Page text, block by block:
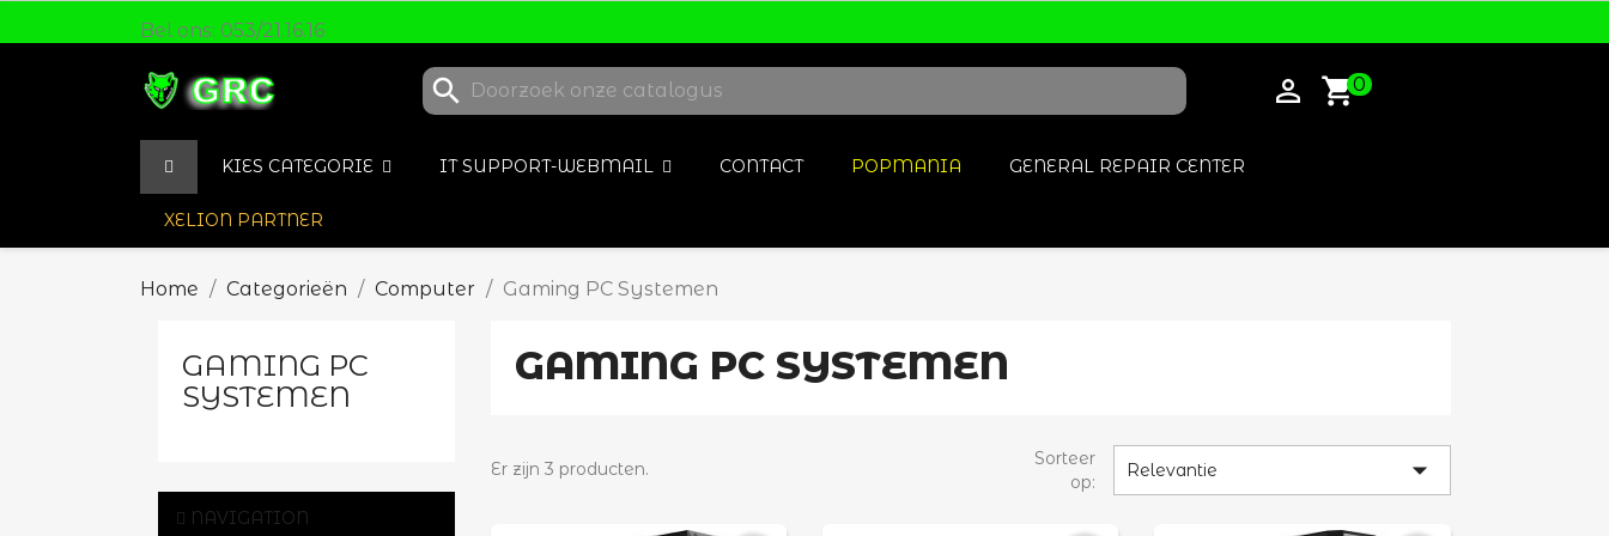
Bel ons: 053/21.16.16
search  shopping_cart0
KIES CATEGORIE IT SUPPORT-WEBMAIL CONTACT POPMANIA GENERAL REPAIR CENTER
XELION PARTNER
Home Categorieën Computer Gaming PC Systemen
GAMING PC
SYSTEMEN
NAVIGATION
GAMING PC SYSTEMEN
Er zijn 3 producten.
Sorteer
op:
Relevantie 